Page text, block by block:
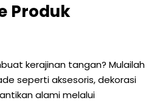
Produk
kerajinan tangan? Mulailah
seperti aksesoris, dekorasi
alami melalui